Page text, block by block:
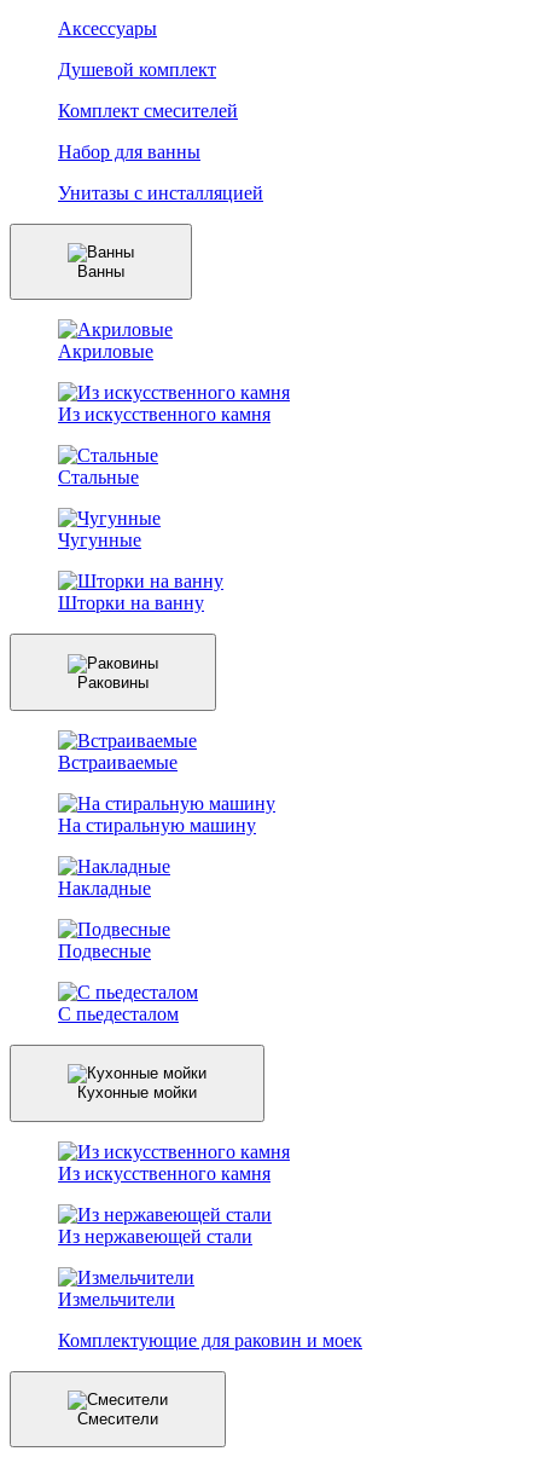
Аксессуары
Душевой комплект
Комплект смесителей
Набор для ванны
Унитазы с инсталляцией
Ванны
Акриловые
Из искусственного камня
Стальные
Чугунные
Шторки на ванну
Раковины
Встраиваемые
На стиральную машину
Накладные
Подвесные
С пьедесталом
Кухонные мойки
Из искусственного камня
Из нержавеющей стали
Измельчители
Комплектующие для раковин и моек
Смесители